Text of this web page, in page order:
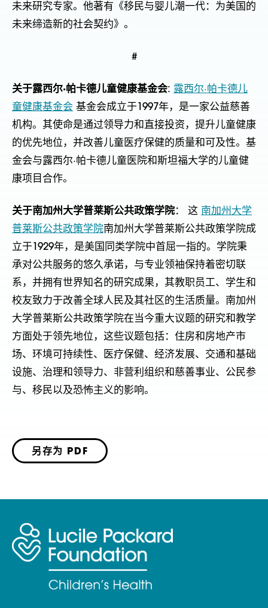
未来研究专家。他著有《移民与婴儿潮一代：为美国的
未来缔造新的社会契约》。
#
关于露西尔·帕卡德儿童健康基金会: 露西尔·帕卡德儿
童健康基金会 基金会成立于1997年，是一家公益慈善
机构。其使命是通过领导力和直接投资，提升儿童健康
的优先地位，并改善儿童医疗保健的质量和可及性。基
金会与露西尔·帕卡德儿童医院和斯坦福大学的儿童健
康项目合作。
关于南加州大学普莱斯公共政策学院： 这 南加州大学
普莱斯公共政策学院南加州大学普莱斯公共政策学院成
立于1929年，是美国同类学院中首屈一指的。学院秉
承对公共服务的悠久承诺，与专业领袖保持着密切联
系，并拥有世界知名的研究成果，其教职员工、学生和
校友致力于改善全球人民及其社区的生活质量。南加州
大学普莱斯公共政策学院在当今重大议题的研究和教学
方面处于领先地位，这些议题包括：住房和房地产市
场、环境可持续性、医疗保健、经济发展、交通和基础
设施、治理和领导力、非营利组织和慈善事业、公民参
与、移民以及恐怖主义的影响。
另存为 PDF